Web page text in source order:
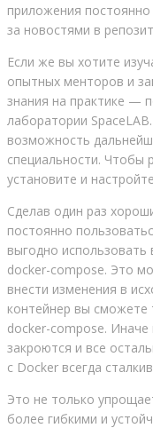
приложения
за новостями в
Если же вы хотите
опытных менторов и
знания на практике —
лаборатории
возможность
специальности. Чтобы
установите и
Сделав один раз
постоянно
выгодно использовать
docker-compose. Это
внести изменения в
контейнер вы сможете
docker-compose.
закроются и все
с Docker всегда
Это не только
более гибкими и